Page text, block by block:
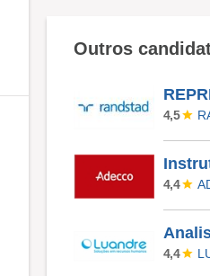
Outros
4,5
4,4
4,4